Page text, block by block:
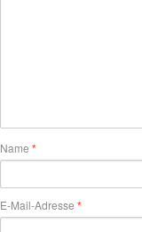
Name *
E-Mail-Adresse *